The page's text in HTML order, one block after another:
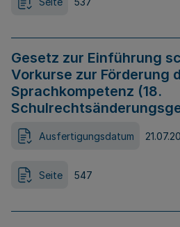
Gesetz zur Einführung
Vorkurse zur Förderung
Sprachkompetenz (18.
Ausfertigungsdatum
Seite 547